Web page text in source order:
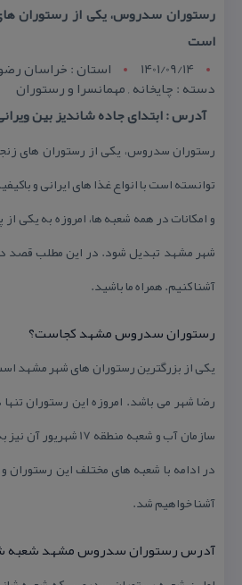
رستوران سدروس، یكی از رستوران
است
1401/09/14
استان : خراسان
دسته : چایخانه , مهمانسرا و رستوران
آدرس : ابتدای جاده شاندیز بین ویرانی 1 و
رستوران سدروس، یكی از رستوران های
توانسته است با انواع غذا های ایرانی و
و امكانات در همه شعبه ها، امروزه به یكی
شهر مشهد تبدیل شود. در این مطلب قصد
آشنا كنیم. همراه ما باشید.
رستوران سدروس مشهد كجاست؟
رضا شهر می باشد. امروزه این رستوران
سازمان آب و شعبه
در ادامه با شعبه های مختلف این
آشنا خواهیم شد.
آدرس رستوران سدروس مشهد شعبه